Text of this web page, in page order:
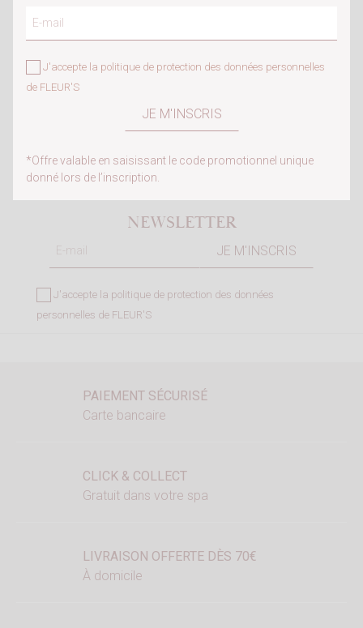
Gelée Purifiante
NEWSLETTER
J'accepte la politique de protection des données
personnelles de FLEUR'S
J'accepte la politique de protection des données personnelles
de FLEUR'S
*Offre valable en saisissant le code promotionnel unique
donné lors de l’inscription.
PAIEMENT SÉCURISÉ
Carte bancaire
CLICK & COLLECT
Gratuit dans votre spa
LIVRAISON OFFERTE DÈS 70€
À domicile